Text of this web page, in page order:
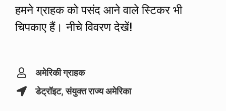
हमने ग्राहक को पसंद आने वाले स्टिकर भी
चिपकाए हैं। नीचे विवरण देखें!
अमेरिकी ग्राहक
डेट्रॉइट, संयुक्त राज्य अमेरिका